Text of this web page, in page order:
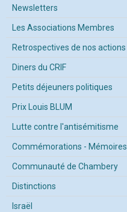
Newsletters
Les Associations Membres
Retrospectives de nos actions
Diners du CRIF
Petits déjeuners politiques
Prix Louis BLUM
Lutte contre l'antisémitisme
Commémorations - Mémoires
Communauté de Chambery
Distinctions
Israël